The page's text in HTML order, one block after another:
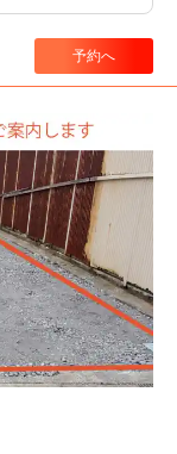
予約へ